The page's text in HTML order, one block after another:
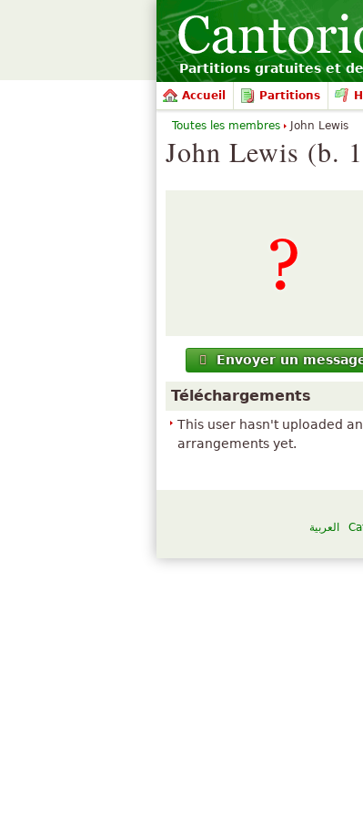
Partitions gratuites et
Accueil Partitions
John Lewis (b.
Envoyer un
Téléchargements
This user hasn't uploaded
arrangements yet.
Toutes les membres John Lewis
العربية